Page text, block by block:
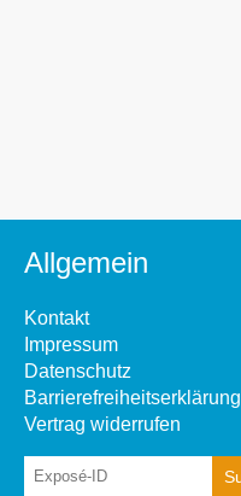
Allgemein
Kontakt
Impressum
Datenschutz
Barrierefreiheitserklärung
Vertrag widerrufen